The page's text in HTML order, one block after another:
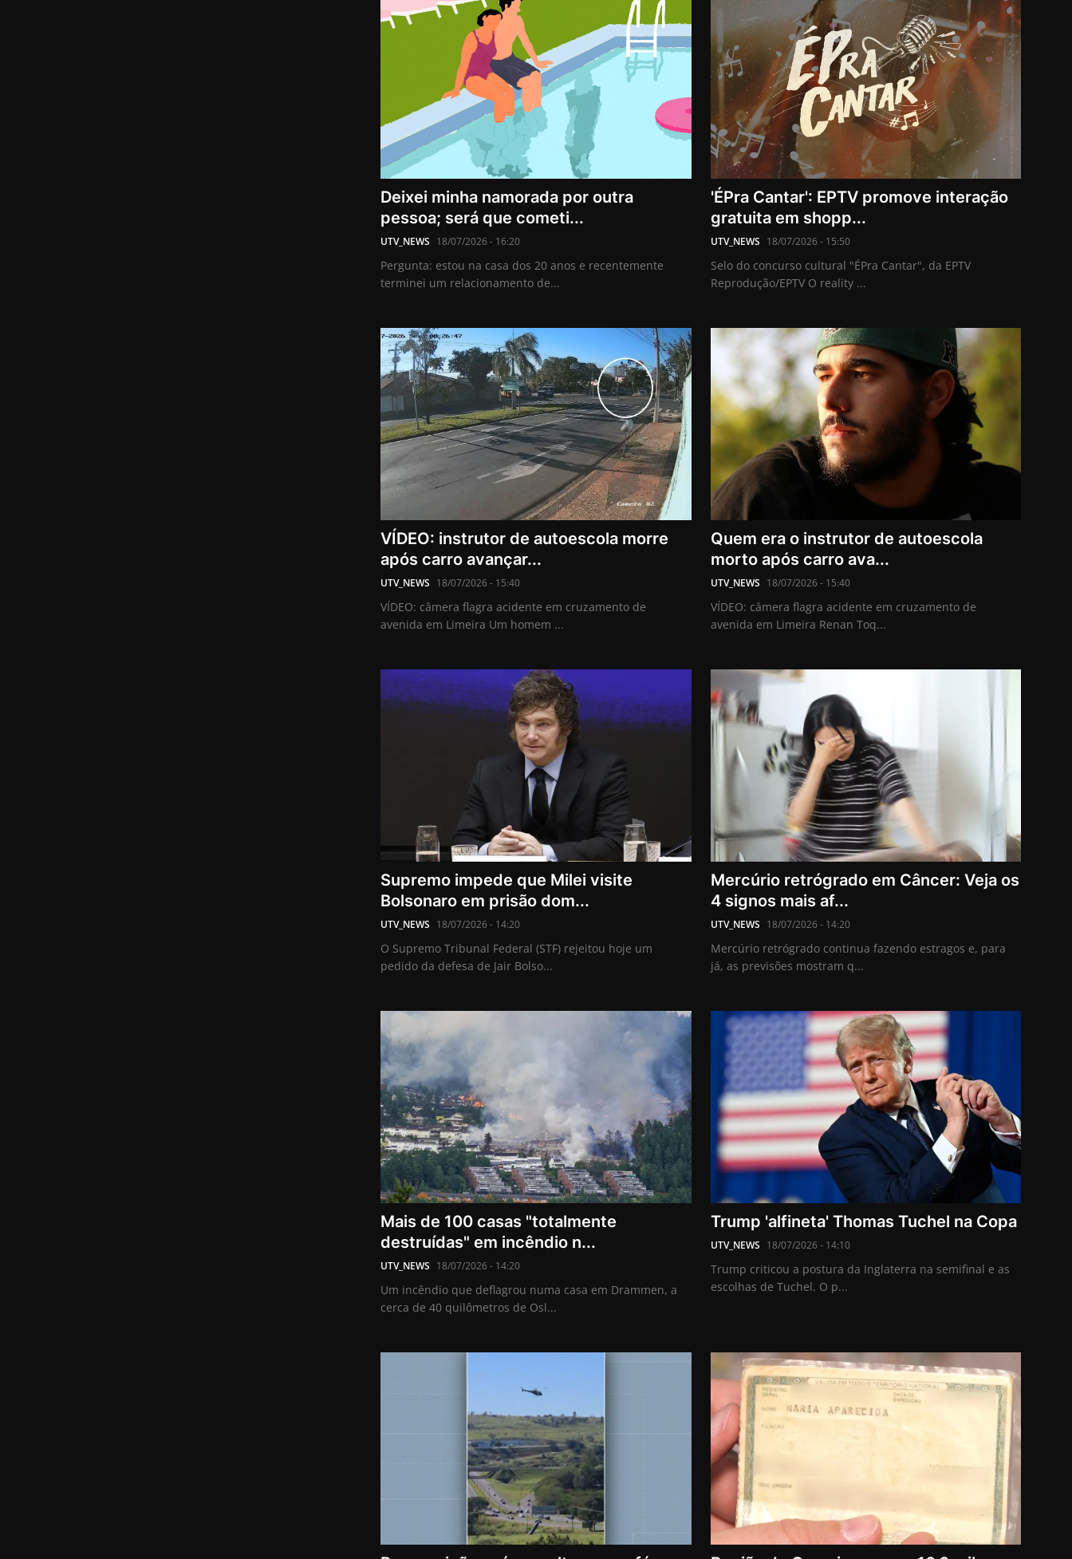
Deixei minha namorada por outra
pessoa; será que cometi...
UTV_NEWS 18/07/2026 - 16:20
Pergunta: estou na casa dos 20 anos e recentemente
terminei um relacionamento de...
'ÉPra Cantar': EPTV promove interação
gratuita em shopp...
UTV_NEWS 18/07/2026 - 15:50
Selo do concurso cultural "ÉPra Cantar", da EPTV
Reprodução/EPTV O reality ...
VÍDEO: instrutor de autoescola morre
após carro avançar...
UTV_NEWS 18/07/2026 - 15:40
VÍDEO: câmera flagra acidente em cruzamento de
avenida em Limeira Um homem ...
Quem era o instrutor de autoescola
morto após carro ava...
UTV_NEWS 18/07/2026 - 15:40
VÍDEO: câmera flagra acidente em cruzamento de
avenida em Limeira Renan Toq...
Supremo impede que Milei visite
Bolsonaro em prisão dom...
UTV_NEWS 18/07/2026 - 14:20
O Supremo Tribunal Federal (STF) rejeitou hoje um
pedido da defesa de Jair Bolso...
Mercúrio retrógrado em Câncer: Veja os
4 signos mais af...
UTV_NEWS 18/07/2026 - 14:20
Mercúrio retrógrado continua fazendo estragos e, para
já, as previsões mostram q...
Mais de 100 casas "totalmente
destruídas" em incêndio n...
UTV_NEWS 18/07/2026 - 14:20
Um incêndio que deflagrou numa casa em Drammen, a
cerca de 40 quilômetros de Osl...
Trump 'alfineta' Thomas Tuchel na Copa
UTV_NEWS 18/07/2026 - 14:10
Trump criticou a postura da Inglaterra na semifinal e as
escolhas de Tuchel. O p...